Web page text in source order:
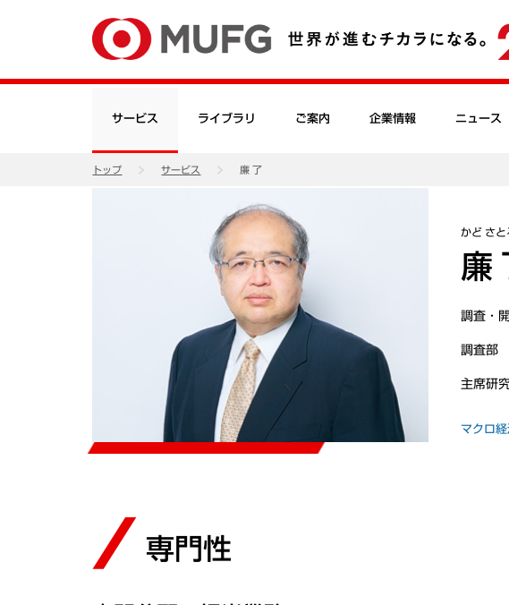
サービス ライブラリ ご案内 企業情報 ニュース
トップ サービス 廉 了
かど さと
廉
調査・
調査部
主席研
マクロ
専門性